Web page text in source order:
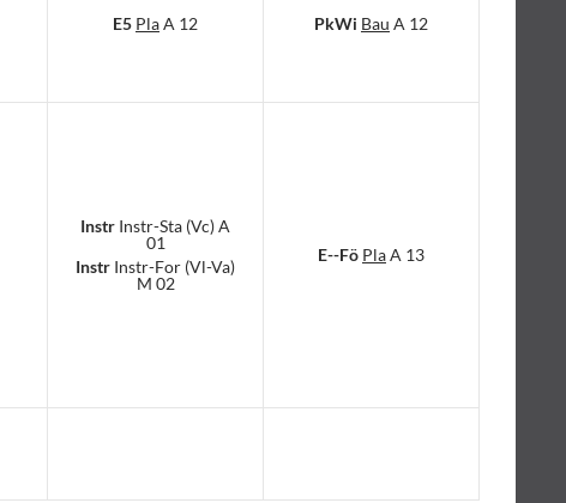
E5 PlaA 12 PkWi Bau A 12
Instr Instr-Sta (Vc) A
01
Instr Instr-For (Vl-Va)
M 02
E--Fö PlaA 13